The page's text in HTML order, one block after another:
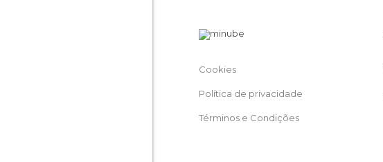
Cookies
Política de privacidade
Términos e Condições